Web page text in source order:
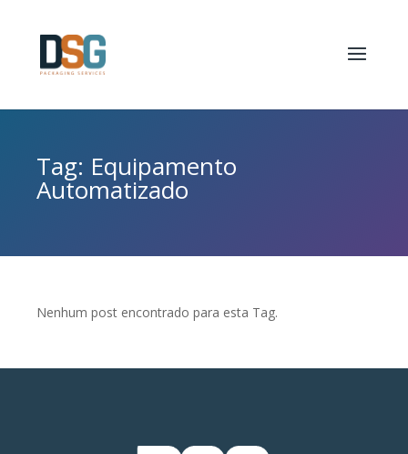
Tag: Equipamento
Automatizado
Nenhum post encontrado para esta Tag.